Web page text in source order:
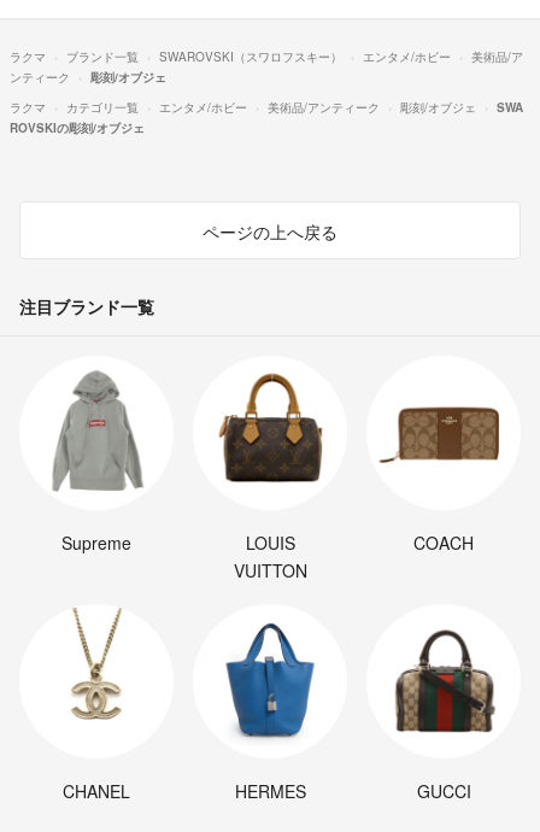
ラクマ ブランド一覧 SWAROVSKI（スワロフスキー） エンタメ/ホビー
美術品/ア
ンティーク
彫刻/オブジェ
ラクマ
カテゴリ一覧 エンタメ/ホビー 美術品/アンティーク 彫刻/オブジェ
SWA
ROVSKIの彫刻/オブジェ
ページの上へ戻る
注目ブランド一覧
Supreme
LOUIS
VUITTON
COACH
CHANEL HERMES GUCCI